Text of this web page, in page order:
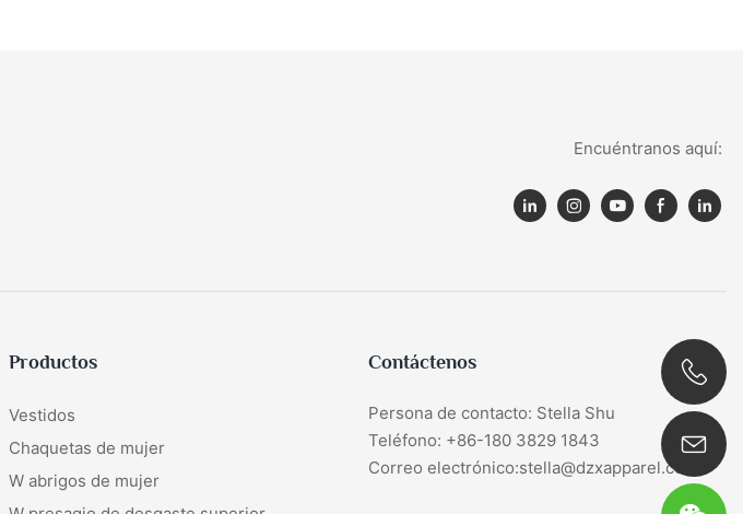
Encuéntranos aquí:
Productos
Vestidos
Chaquetas de mujer
W abrigos de mujer
Contáctenos
Persona de contacto: Stella Shu
Teléfono: +86-180 3829 1843
Correo electrónico:stella@dzxapparel.com